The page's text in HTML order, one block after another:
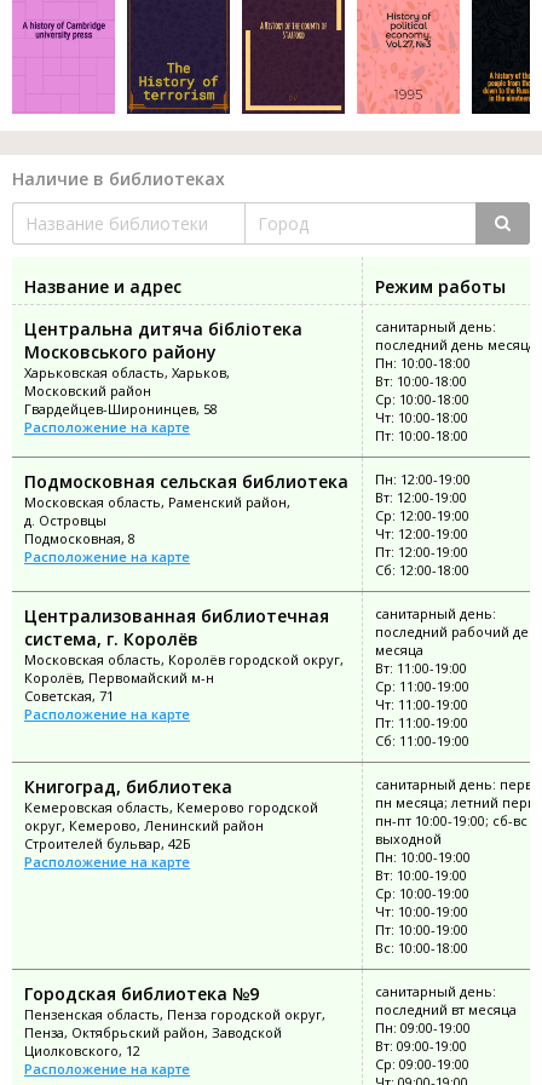
Наличие в библиотеках
Название и адрес
Режим работы
Центральна дитяча бібліотека
Московського району
Харьковская область, Харьков,
Московский район
Гвардейцев-Широнинцев, 58
Расположение на карте
санитарный день:
последний день месяца
Пн: 10:00-18:00
Вт: 10:00-18:00
Ср: 10:00-18:00
Чт: 10:00-18:00
Пт: 10:00-18:00
Подмосковная сельская библиотека
Московская область, Раменский район,
д. Островцы
Подмосковная, 8
Расположение на карте
Пн: 12:00-19:00
Вт: 12:00-19:00
Ср: 12:00-19:00
Чт: 12:00-19:00
Пт: 12:00-19:00
Сб: 12:00-18:00
Централизованная библиотечная
система, г. Королёв
Московская область, Королёв городской округ,
Королёв, Первомайский м-н
Советская, 71
Расположение на карте
санитарный день:
последний рабочий
месяца
Вт: 11:00-19:00
Ср: 11:00-19:00
Чт: 11:00-19:00
Пт: 11:00-19:00
Сб: 11:00-19:00
Книгоград, библиотека
Кемеровская область, Кемерово городской
округ, Кемерово, Ленинский район
Строителей бульвар, 42Б
Расположение на карте
санитарный день:
пн месяца; летний
пн-пт 10:00-19:00; сб-вс
выходной
Пн: 10:00-19:00
Вт: 10:00-19:00
Ср: 10:00-19:00
Чт: 10:00-19:00
Пт: 10:00-19:00
Вс: 10:00-18:00
Городская библиотека №9
Пензенская область, Пенза городской округ,
Пенза, Октябрьский район, Заводской
Циолковского, 12
Расположение на карте
санитарный день:
последний вт месяца
Пн: 09:00-19:00
Вт: 09:00-19:00
Ср: 09:00-19:00